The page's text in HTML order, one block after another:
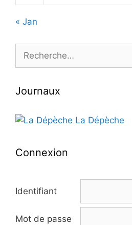
« Jan
Rechercher :
Journaux
La Dépèche
Connexion
Identifiant
Mot de passe